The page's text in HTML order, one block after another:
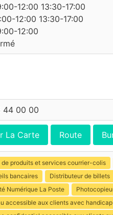
12:00 13:30-17:00
12:00 13:30-17:00
12:00
44 00 00
La Carte Route
de produits et services courrier-colis
bancaires
Distributeur de billets
Numérique La Poste
accessible aux clients avec